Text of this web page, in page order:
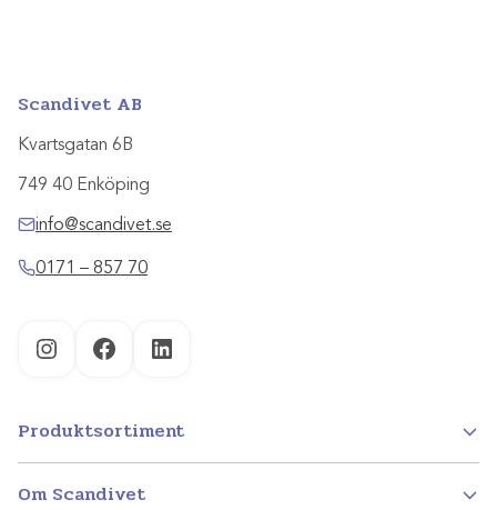
Scandivet AB
Kvartsgatan 6B
749 40 Enköping
info@scandivet.se
0171 – 857 70
InstagramFacebookLinkedIn
Produktsortiment
Om Scandivet